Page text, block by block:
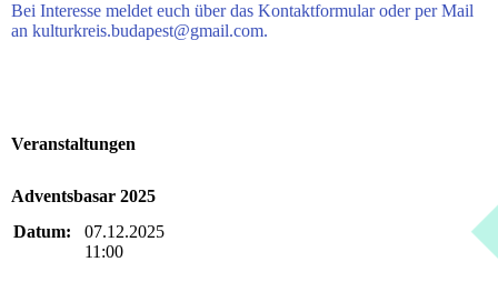
Bei Interesse meldet euch über das Kontaktformular oder per Mail
an kulturkreis.budapest@gmail.com.
Veranstaltungen
Adventsbasar 2025
Datum:
07.12.2025
11:00